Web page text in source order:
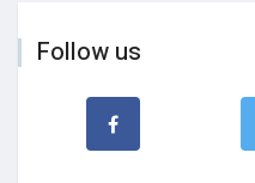
Follow us